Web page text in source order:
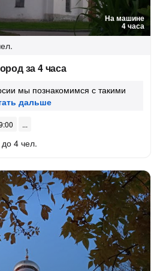
На машине
4 часа
за 4 часа
мы познакомимся с такими
до 4 чел.